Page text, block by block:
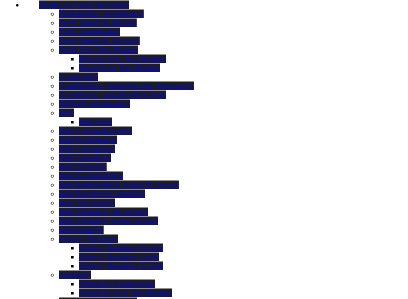
Maaien en Grond Bewerken
Drukspuiten / nevelspuiten
Ferris Stand-On Maaiers
Ferris Loopmaaiers
Ferris Stand-On Strooiers
Ferris Zero Turn Maaiers
Benzine Zero Turn Maaiers
Diesel Zero Turn Maaiers
Grasmaaiers
Grastrimmers / kantenmaaiers / bosmaaiers
Grondboren / grondboormachines
iMOW® robotmaaiers
Iseki
Iseki Serie
Iseki Compacttractoren
Iseki Frontmaaiers
Iseki Grasmaaiers
Iseki Grondboor
Iseki Helmstok
Iseki Kantensnijders
Iseki Radiografisch gestuurde maaiers
Iseki Ruwterrein zitmaaiers
Iseki Transporters
Iseki Zitmaaiers met opvang
Iseki Zitmaaiers zonder opvang
Mulchmaaiers
Segway Navimow
Segway Navimow H-serie
Segway Navimow i-serie
Segway Navimow X-serie
Simplicity
Simplicity Tuintractoren
Simplicity Zero Turn Maaiers